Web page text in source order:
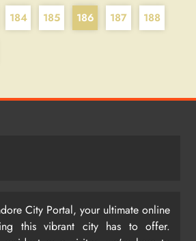
184 185 186 187 188
City Portal, your ultimate online
this vibrant city has to offer.